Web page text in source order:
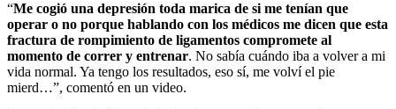
“Me cogió una depresión toda marica de si me tenían que
operar o no porque hablando con los médicos me dicen que esta
fractura de rompimiento de ligamentos compromete al
momento de correr y entrenar. No sabía cuándo iba a volver a mi
vida normal. Ya tengo los resultados, eso sí, me volví el pie
mierd…”, comentó en un video.